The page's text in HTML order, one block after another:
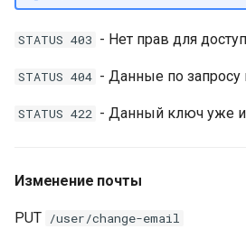
STATUS 403 - Нет прав для
STATUS 404 - Данные по запросу
STATUS 422 - Данный ключ уже
Изменение почты
PUT /user/change-email